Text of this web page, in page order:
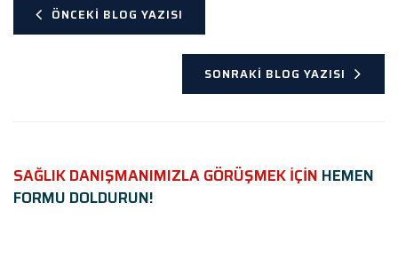
ÖNCEKI BLOG YAZISI
SONRAKI BLOG YAZISI
SAĞLIK DANIŞMANIMIZLA GÖRÜŞMEK İÇİN HEMEN
FORMU DOLDURUN!